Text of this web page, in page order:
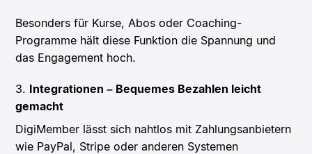
Besonders für Kurse, Abos oder Coaching-
Programme hält diese Funktion die Spannung und
das Engagement hoch.
3. Integrationen – Bequemes Bezahlen leicht
gemacht
DigiMember lässt sich nahtlos mit Zahlungsanbietern
wie PayPal, Stripe oder anderen Systemen